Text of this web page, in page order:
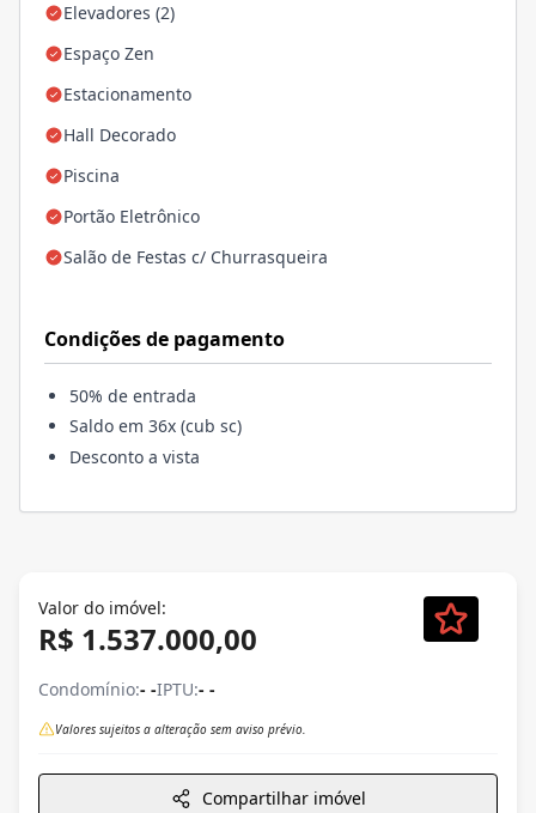
Elevadores (2)
Espaço Zen
Estacionamento
Hall Decorado
Piscina
Portão Eletrônico
Salão de Festas c/ Churrasqueira
Condições de pagamento
50% de entrada
Saldo em 36x (cub sc)
Desconto a vista
Valor do imóvel:
R$ 1.537.000,00
Condomínio:- -IPTU:- -
Valores sujeitos a alteração sem aviso prévio.
Compartilhar imóvel